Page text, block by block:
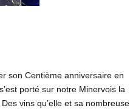
son Centième anniversaire en
porté sur notre Minervois la
vins qu’elle et sa nombreuse